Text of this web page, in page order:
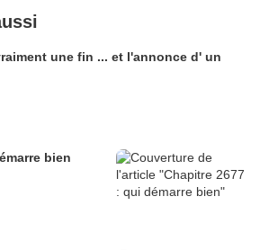
une fin ... et l'annonce d' un
bien